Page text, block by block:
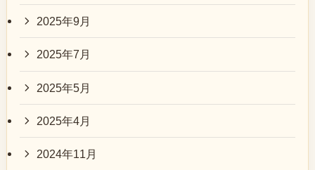
2025年9月
2025年7月
2025年5月
2025年4月
2024年11月